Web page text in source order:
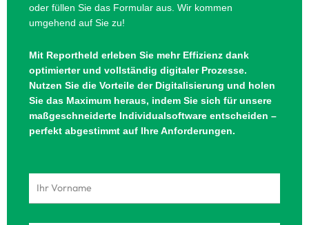
oder füllen Sie das Formular aus. Wir kommen
umgehend auf Sie zu!
Mit Reportheld erleben Sie mehr Effizienz dank
optimierter und vollständig digitaler Prozesse.
Nutzen Sie die Vorteile der Digitalisierung und holen
Sie das Maximum heraus, indem Sie sich für unsere
maßgeschneiderte Individualsoftware entscheiden –
perfekt abgestimmt auf Ihre Anforderungen.